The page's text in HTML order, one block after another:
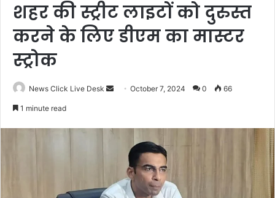
शहर की स्ट्रीट लाइटों को दुरुस्त
करने के लिए डीएम का मास्टर
स्ट्रोक
News Click Live Desk October 7, 2024 0 66
1 minute read